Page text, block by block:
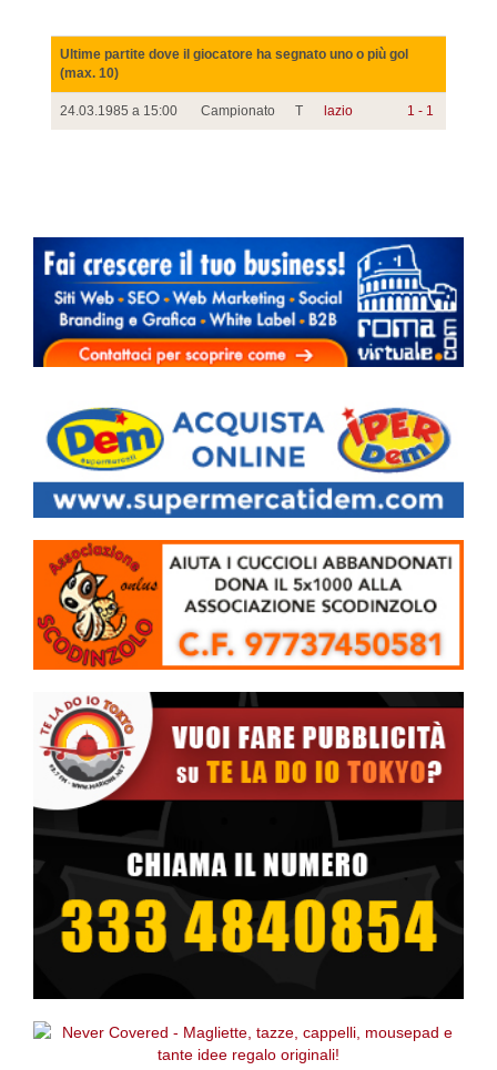
Ultime partite dove il giocatore ha segnato uno o più gol
(max. 10)
24.03.1985 a 15:00 Campionato T lazio 1 - 1